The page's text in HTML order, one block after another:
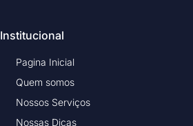
Institucional
Pagina Inicial
Quem somos
Nossos Serviços
Nossas Dicas